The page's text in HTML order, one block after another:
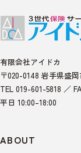
有限会社アイドカ
〒020-0148 岩手県盛
TEL 019-601-5818 ／
平日 10:00–18:00
ABOUT